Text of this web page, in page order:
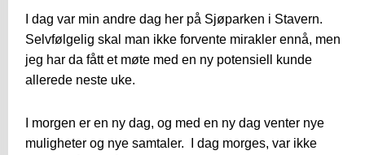
I dag var min andre dag her på Sjøparken i Stavern.
Selvfølgelig skal man ikke forvente mirakler ennå, men
jeg har da fått et møte med en ny potensiell kunde
allerede neste uke.
I morgen er en ny dag, og med en ny dag venter nye
muligheter og nye samtaler. I dag morges, var ikke